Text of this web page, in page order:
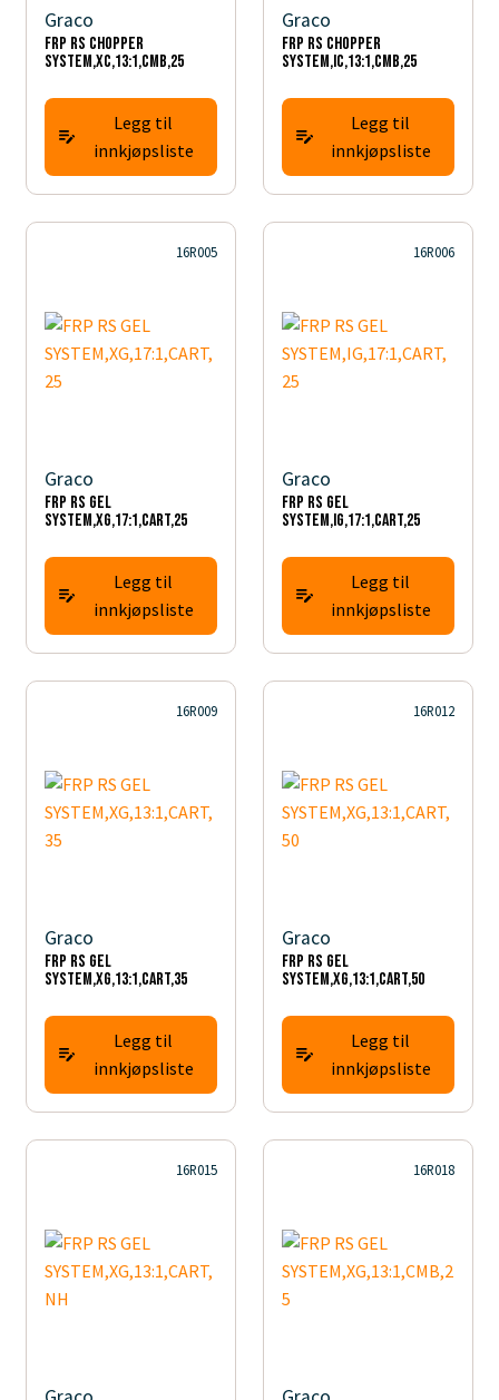
Graco
FRP RS CHOPPER
SYSTEM,XC,13:1,CMB,25
Legg til
innkjøpsliste
Graco
FRP RS CHOPPER
SYSTEM,IC,13:1,CMB,25
Legg til
innkjøpsliste
16R005
Graco
FRP RS GEL
SYSTEM,XG,17:1,CART,25
Legg til
innkjøpsliste
16R006
Graco
FRP RS GEL
SYSTEM,IG,17:1,CART,25
Legg til
innkjøpsliste
16R009
Graco
FRP RS GEL
SYSTEM,XG,13:1,CART,35
Legg til
innkjøpsliste
16R012
Graco
FRP RS GEL
SYSTEM,XG,13:1,CART,50
Legg til
innkjøpsliste
16R015 16R018